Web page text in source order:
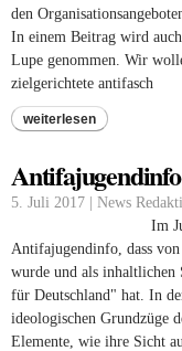
den
In einem Beitrag wird
Lupe genommen. Wir
zielgerichtete antifasch
weiterlesen
5. Juli 2017 | News
Im
Antifajugendinfo, dass
wurde und als
für Deutschland" hat. In
ideologischen Grundzüge
Elemente, wie ihre Sicht